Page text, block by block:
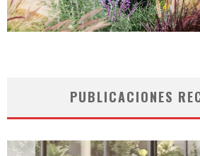
PUBLICACIONES